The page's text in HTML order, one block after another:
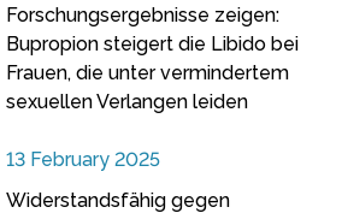
Forschungsergebnisse zeigen:
Bupropion steigert die Libido bei
Frauen, die unter vermindertem
sexuellen Verlangen leiden
13 February 2025
Widerstandsfähig gegen